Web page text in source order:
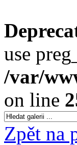
use
/var/
on line
Zpět na